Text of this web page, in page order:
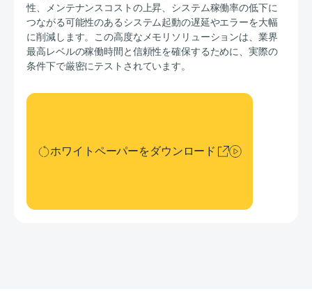
性、メンテナンスコストの上昇、システム稼働率の低下に
つながる可能性のあるシステム起動の遅延やエラーを大幅
に削減します。この高度なメモリソリューションは、業界
最高レベルの稼働時間と信頼性を確保するために、実際の
条件下で厳密にテストされています。
ホワイトペーパーをダウンロード
ホワイトペーパーをダウンロード